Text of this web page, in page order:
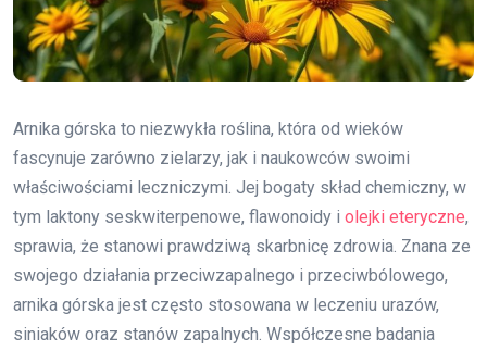
Arnika górska to niezwykła roślina, która od wieków
fascynuje zarówno zielarzy, jak i naukowców swoimi
właściwościami leczniczymi. Jej bogaty skład chemiczny, w
tym laktony seskwiterpenowe, flawonoidy i olejki eteryczne,
sprawia, że stanowi prawdziwą skarbnicę zdrowia. Znana ze
swojego działania przeciwzapalnego i przeciwbólowego,
arnika górska jest często stosowana w leczeniu urazów,
siniaków oraz stanów zapalnych. Współczesne badania